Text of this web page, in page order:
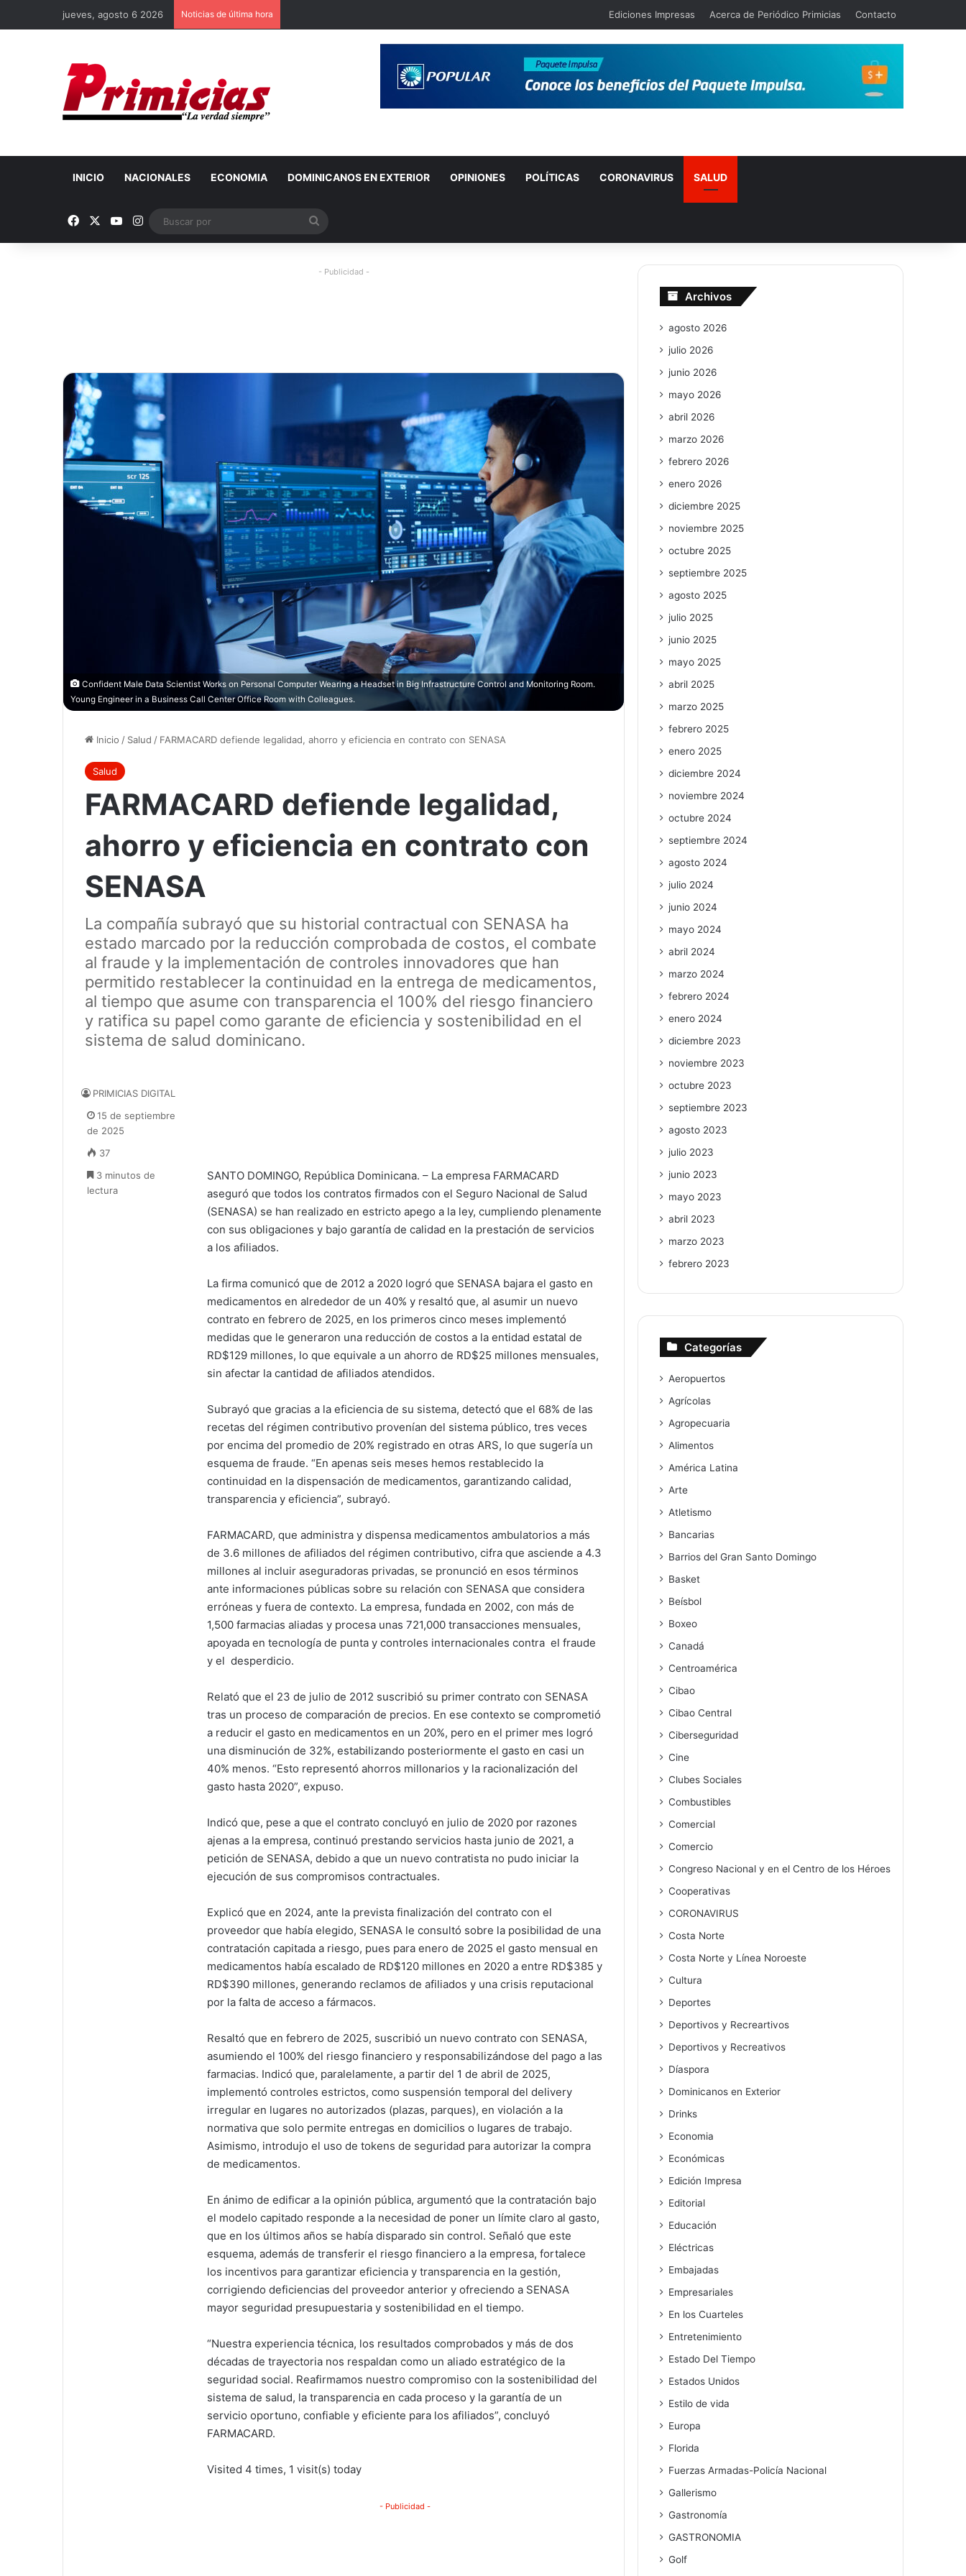
jueves, agosto 6 2026 Noticias de última hora Ediciones Impresas Acerca de Periódico Primicias Contacto
INICIO NACIONALES ECONOMIA DOMINICANOS EN EXTERIOR OPINIONES POLÍTICAS CORONAVIRUS SALUD
FacebookYouTube
Instagram
por
- Publicidad -
Confident Male Data Scientist Works on Personal Computer Wearing a Headset in Big Infrastructure Control and Monitoring Room.
Young Engineer in a Business Call Center Office Room with Colleagues.
Inicio / Salud / FARMACARD defiende legalidad, ahorro y eficiencia en contrato con SENASA
Salud
FARMACARD defiende legalidad,
ahorro y eficiencia en contrato con
SENASA
La compañía subrayó que su historial contractual con SENASA ha
estado marcado por la reducción comprobada de costos, el combate
al fraude y la implementación de controles innovadores que han
permitido restablecer la continuidad en la entrega de medicamentos,
al tiempo que asume con transparencia el 100% del riesgo financiero
y ratifica su papel como garante de eficiencia y sostenibilidad en el
sistema de salud dominicano.
SANTO DOMINGO, República Dominicana. – La empresa FARMACARD
aseguró que todos los contratos firmados con el Seguro Nacional de Salud
(SENASA) se han realizado en estricto apego a la ley, cumpliendo plenamente
con sus obligaciones y bajo garantía de calidad en la prestación de servicios
a los afiliados.
La firma comunicó que de 2012 a 2020 logró que SENASA bajara el gasto en
medicamentos en alrededor de un 40% y resaltó que, al asumir un nuevo
contrato en febrero de 2025, en los primeros cinco meses implementó
medidas que le generaron una reducción de costos a la entidad estatal de
RD$129 millones, lo que equivale a un ahorro de RD$25 millones mensuales,
sin afectar la cantidad de afiliados atendidos.
Subrayó que gracias a la eficiencia de su sistema, detectó que el 68% de las
recetas del régimen contributivo provenían del sistema público, tres veces
por encima del promedio de 20% registrado en otras ARS, lo que sugería un
esquema de fraude. “En apenas seis meses hemos restablecido la
continuidad en la dispensación de medicamentos, garantizando calidad,
transparencia y eficiencia”, subrayó.
FARMACARD, que administra y dispensa medicamentos ambulatorios a más
de 3.6 millones de afiliados del régimen contributivo, cifra que asciende a 4.3
millones al incluir aseguradoras privadas, se pronunció en esos términos
ante informaciones públicas sobre su relación con SENASA que considera
erróneas y fuera de contexto. La empresa, fundada en 2002, con más de
1,500 farmacias aliadas y procesa unas 721,000 transacciones mensuales,
apoyada en tecnología de punta y controles internacionales contra el fraude
y el desperdicio.
Relató que el 23 de julio de 2012 suscribió su primer contrato con SENASA
tras un proceso de comparación de precios. En ese contexto se comprometió
a reducir el gasto en medicamentos en un 20%, pero en el primer mes logró
una disminución de 32%, estabilizando posteriormente el gasto en casi un
40% menos. “Esto representó ahorros millonarios y la racionalización del
gasto hasta 2020”, expuso.
Indicó que, pese a que el contrato concluyó en julio de 2020 por razones
ajenas a la empresa, continuó prestando servicios hasta junio de 2021, a
petición de SENASA, debido a que un nuevo contratista no pudo iniciar la
ejecución de sus compromisos contractuales.
Explicó que en 2024, ante la prevista finalización del contrato con el
proveedor que había elegido, SENASA le consultó sobre la posibilidad de una
contratación capitada a riesgo, pues para enero de 2025 el gasto mensual en
medicamentos había escalado de RD$120 millones en 2020 a entre RD$385 y
RD$390 millones, generando reclamos de afiliados y una crisis reputacional
por la falta de acceso a fármacos.
Resaltó que en febrero de 2025, suscribió un nuevo contrato con SENASA,
asumiendo el 100% del riesgo financiero y responsabilizándose del pago a las
farmacias. Indicó que, paralelamente, a partir del 1 de abril de 2025,
implementó controles estrictos, como suspensión temporal del delivery
irregular en lugares no autorizados (plazas, parques), en violación a la
normativa que solo permite entregas en domicilios o lugares de trabajo.
Asimismo, introdujo el uso de tokens de seguridad para autorizar la compra
de medicamentos.
En ánimo de edificar a la opinión pública, argumentó que la contratación bajo
el modelo capitado responde a la necesidad de poner un límite claro al gasto,
que en los últimos años se había disparado sin control. Señaló que este
esquema, además de transferir el riesgo financiero a la empresa, fortalece
los incentivos para garantizar eficiencia y transparencia en la gestión,
corrigiendo deficiencias del proveedor anterior y ofreciendo a SENASA
mayor seguridad presupuestaria y sostenibilidad en el tiempo.
“Nuestra experiencia técnica, los resultados comprobados y más de dos
décadas de trayectoria nos respaldan como un aliado estratégico de la
seguridad social. Reafirmamos nuestro compromiso con la sostenibilidad del
sistema de salud, la transparencia en cada proceso y la garantía de un
servicio oportuno, confiable y eficiente para los afiliados”, concluyó
FARMACARD.
Visited 4 times, 1 visit(s) today
- Publicidad -
PRIMICIAS DIGITAL
15 de septiembre
de 2025
37
3 minutos de
lectura
Archivos
agosto 2026
julio 2026
junio 2026
mayo 2026
abril 2026
marzo 2026
febrero 2026
enero 2026
diciembre 2025
noviembre 2025
octubre 2025
septiembre 2025
agosto 2025
julio 2025
junio 2025
mayo 2025
abril 2025
marzo 2025
febrero 2025
enero 2025
diciembre 2024
noviembre 2024
octubre 2024
septiembre 2024
agosto 2024
julio 2024
junio 2024
mayo 2024
abril 2024
marzo 2024
febrero 2024
enero 2024
diciembre 2023
noviembre 2023
octubre 2023
septiembre 2023
agosto 2023
julio 2023
junio 2023
mayo 2023
abril 2023
marzo 2023
febrero 2023
Categorías
Aeropuertos
Agrícolas
Agropecuaria
Alimentos
América Latina
Arte
Atletismo
Bancarias
Barrios del Gran Santo Domingo
Basket
Beísbol
Boxeo
Canadá
Centroamérica
Cibao
Cibao Central
Ciberseguridad
Cine
Clubes Sociales
Combustibles
Comercial
Comercio
Congreso Nacional y en el Centro de los Héroes
Cooperativas
CORONAVIRUS
Costa Norte
Costa Norte y Línea Noroeste
Cultura
Deportes
Deportivos y Recreartivos
Deportivos y Recreativos
Díaspora
Dominicanos en Exterior
Drinks
Economia
Económicas
Edición Impresa
Editorial
Educación
Eléctricas
Embajadas
Empresariales
En los Cuarteles
Entretenimiento
Estado Del Tiempo
Estados Unidos
Estilo de vida
Europa
Florida
Fuerzas Armadas-Policía Nacional
Gallerismo
Gastronomía
GASTRONOMIA
Golf